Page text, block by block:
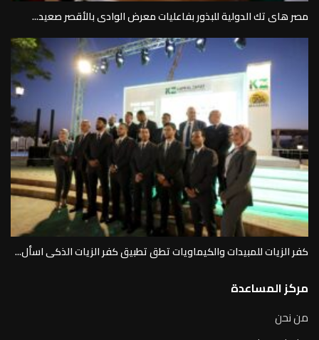
مصر هاى تك الدولية للبذور بفاعليات معرض الوادى بالأقصر صعيد...
كفر الزيات للمبيدات والكيماويات تطق تطبيق كفر الزيات الذكى اسأل...
مركز المساعدة
من نحن